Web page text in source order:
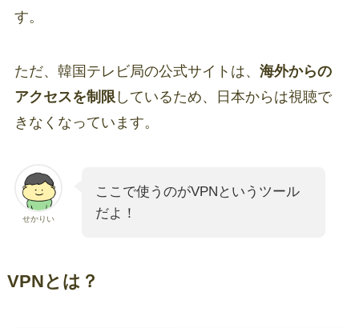
す。
ただ、韓国テレビ局の公式サイトは、 海外からの
アクセスを制限しているため、日本からは視聴で
きなくなっています。
せかりい
ここで使うのがVPNというツール
だよ！
VPNとは？